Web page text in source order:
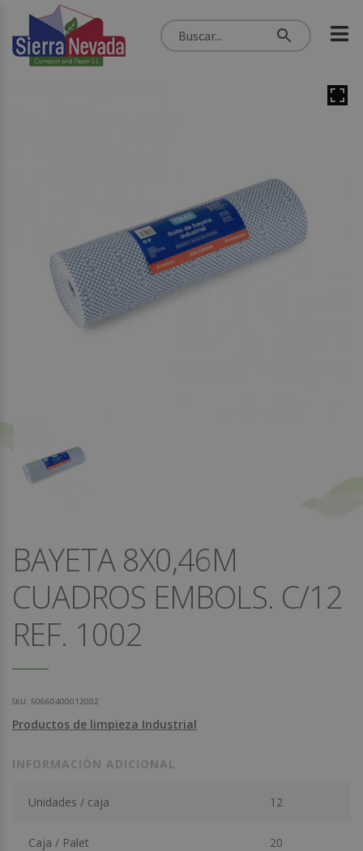
BAYETA 8X0,46M
CUADROS EMBOLS. C/12
REF. 1002
SKU: 50660400012002
Productos de limpieza Industrial
INFORMACIÓN ADICIONAL
Unidades / caja 12
Caja / Palet 20